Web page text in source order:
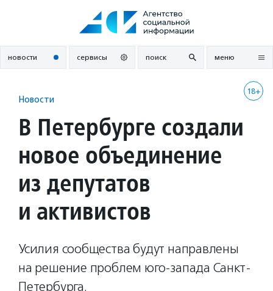
новости сервисы поиск меню
18+
Новости
В Петербурге создали
новое объединение
из депутатов
и активистов
Усилия сообщества будут направлены
на решение проблем юго-запада Санкт-
Петербурга.